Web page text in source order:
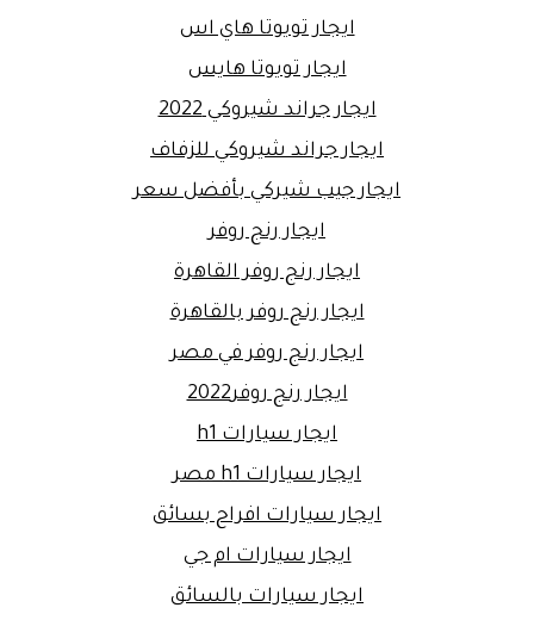
ايجار تويوتا هاي اس
ايجار تويوتا هايس
ايجار جراند شيروكي 2022
ايجار جراند شيروكي للزفاف
ايجار جيب شيركي بأفضل سعر
ايجار رنج روفر
ايجار رنج روفر القاهرة
ايجار رنج روفر بالقاهرة
ايجار رنج روفر في مصر
ايجار رنج روفر2022
ايجار سيارات h1
ايجار سيارات h1 مصر
ايجار سيارات افراح بسائق
ايجار سيارات ام جي
ايجار سيارات بالسائق